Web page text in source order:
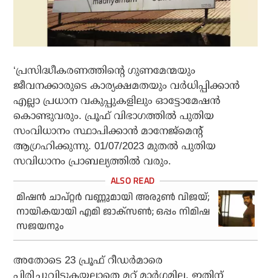
‘പ്രസിദ്ധീകരണത്തിന്റെ ഗുണമേന്മയും
ജീവനക്കാരുടെ കാര്യക്ഷമതയും വര്‍ധിപ്പിക്കാന്‍
എല്ലാ പ്രധാന വകുപ്പുകളിലും ഓട്ടോമേഷന്‍
കൊണ്ടുവരും. പ്രൂഫ് വിഭാഗത്തില്‍ പുതിയ
സംവിധാനം സ്ഥാപിക്കാന്‍ മാനേജ്‌മെന്റ്
ആഗ്രഹിക്കുന്നു. 01/07/2023 മുതല്‍ പുതിയ
സവിധാനം പ്രാബല്യത്തില്‍ വരും.
മിഷന്‍ ചാപ്റ്റര്‍ വണ്ണുമായി അരുണ്‍ വിജയ്;
നായികയായി എമി ജാക്‌സണ്‍; ഒപ്പം നിമിഷ
സജയനും
അതോടെ 23 പ്രൂഫ് റീഡര്‍മാരെ
പിരിച്ചുവിടുകയല്ലാതെ മറ്റ് മാര്‍ഗമില്ല. ഇതിന്